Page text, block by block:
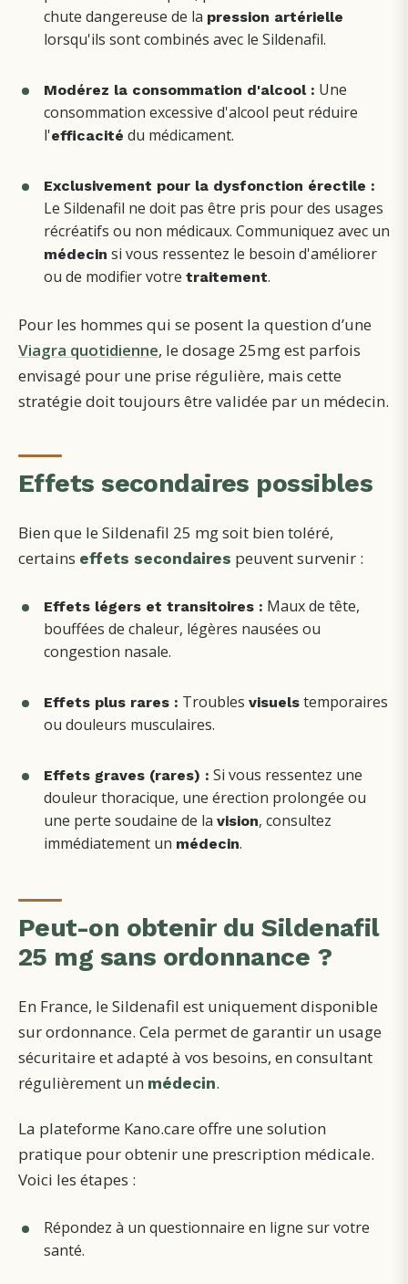
chute dangereuse de la pression artérielle
lorsqu'ils sont combinés avec le Sildenafil.
Modérez la consommation d'alcool : Une
consommation excessive d'alcool peut réduire
l'efficacité du médicament.
Exclusivement pour la dysfonction érectile :
Le Sildenafil ne doit pas être pris pour des usages
récréatifs ou non médicaux. Communiquez avec un
médecin si vous ressentez le besoin d'améliorer
ou de modifier votre traitement.
Pour les hommes qui se posent la question d’une
Viagra quotidienne, le dosage 25mg est parfois
envisagé pour une prise régulière, mais cette
stratégie doit toujours être validée par un médecin.
Effets secondaires possibles
Bien que le Sildenafil 25 mg soit bien toléré,
certains effets secondaires peuvent survenir :
Effets légers et transitoires : Maux de tête,
bouffées de chaleur, légères nausées ou
congestion nasale.
Effets plus rares : Troubles visuels temporaires
ou douleurs musculaires.
Effets graves (rares) : Si vous ressentez une
douleur thoracique, une érection prolongée ou
une perte soudaine de la vision, consultez
immédiatement un médecin.
Peut-on obtenir du Sildenafil
25 mg sans ordonnance ?
En France, le Sildenafil est uniquement disponible
sur ordonnance. Cela permet de garantir un usage
sécuritaire et adapté à vos besoins, en consultant
régulièrement un médecin.
La plateforme Kano.care offre une solution
pratique pour obtenir une prescription médicale.
Voici les étapes :
Répondez à un questionnaire en ligne sur votre
santé.